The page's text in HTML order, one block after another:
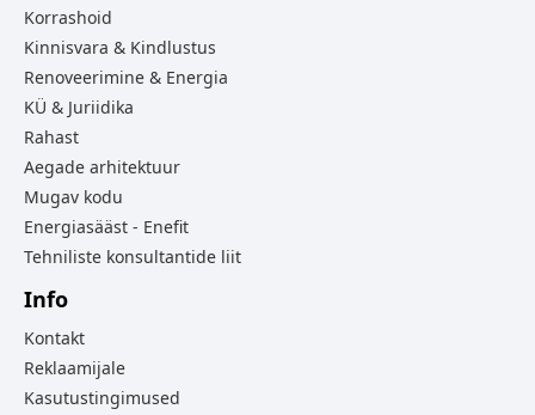
Korrashoid
Kinnisvara & Kindlustus
Renoveerimine & Energia
KÜ & Juriidika
Rahast
Aegade arhitektuur
Mugav kodu
Energiasääst - Enefit
Tehniliste konsultantide liit
Info
Kontakt
Reklaamijale
Kasutustingimused